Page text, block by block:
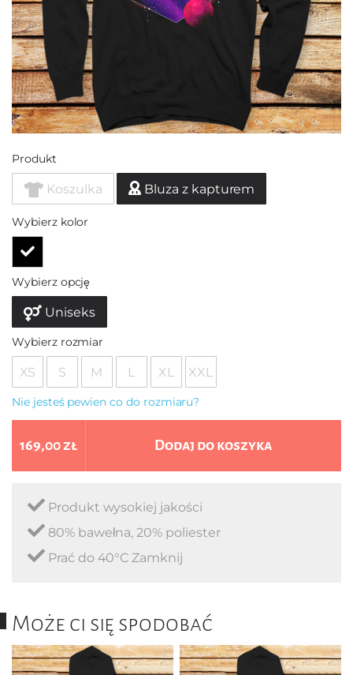
Produkt
Koszulka Bluza z kapturem
Wybierz kolor
Wybierz opcję
Uniseks
Wybierz rozmiar
XS S M L XL XXL
Nie jesteś pewien co do rozmiaru?
169,00 zł Dodaj do koszyka
Produkt wysokiej jakości
80% bawełna, 20% poliester
Prać do 40°C Zamknij
Może ci się spodobać